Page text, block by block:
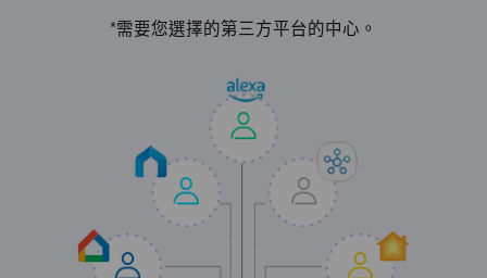
*需要您選擇的第三方平台的中心。